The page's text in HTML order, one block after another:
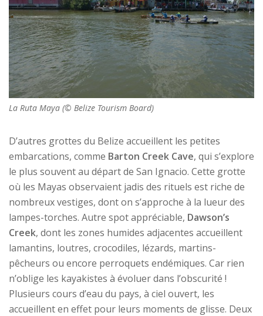
La Ruta Maya (© Belize Tourism Board)
D’autres grottes du Belize accueillent les petites
embarcations, comme Barton Creek Cave, qui s’explore
le plus souvent au départ de San Ignacio. Cette grotte
où les Mayas observaient jadis des rituels est riche de
nombreux vestiges, dont on s’approche à la lueur des
lampes-torches. Autre spot appréciable, Dawson’s
Creek, dont les zones humides adjacentes accueillent
lamantins, loutres, crocodiles, lézards, martins-
pêcheurs ou encore perroquets endémiques. Car rien
n’oblige les kayakistes à évoluer dans l’obscurité !
Plusieurs cours d’eau du pays, à ciel ouvert, les
accueillent en effet pour leurs moments de glisse. Deux